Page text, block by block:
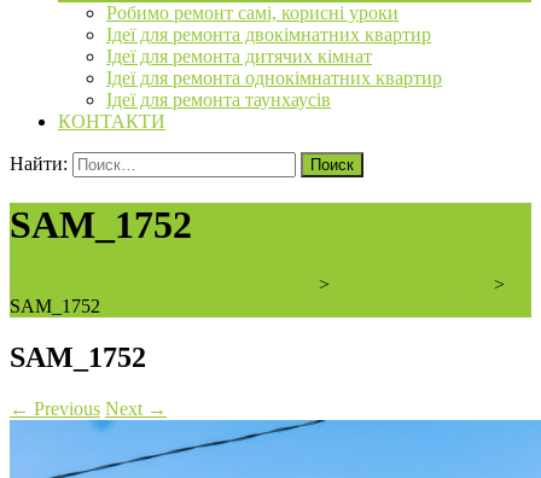
Робимо ремонт самі, корисні уроки
Ідеї для ремонта двокімнатних квартир
Ідеї для ремонта дитячих кімнат
Ідеї для ремонта однокімнатних квартир
Ідеї для ремонта таунхаусів
КОНТАКТИ
Найти:
SAM_1752
>
>
SAM_1752
SAM_1752
← Previous Next →